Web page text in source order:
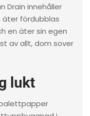
Drain innehåller
äter fördubblas
en äter sin egen
av allt, dom sover
lukt